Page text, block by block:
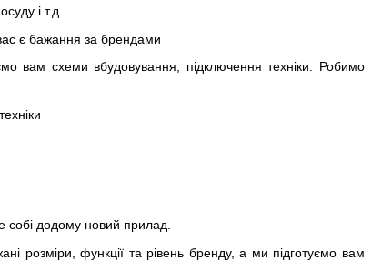
і т.д.
є бажання за брендами
вам схеми вбудовування, підключення техніки. Робимо
собі додому новий прилад.
розміри, функції та рівень бренду, а ми підготуємо вам